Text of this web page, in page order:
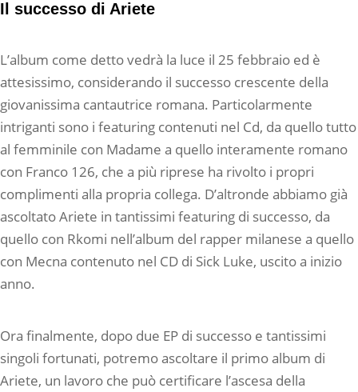
Il successo di Ariete
L’album come detto vedrà la luce il 25 febbraio ed è
attesissimo, considerando il successo crescente della
giovanissima cantautrice romana. Particolarmente
intriganti sono i featuring contenuti nel Cd, da quello tutto
al femminile con Madame a quello interamente romano
con Franco 126, che a più riprese ha rivolto i propri
complimenti alla propria collega. D’altronde abbiamo già
ascoltato Ariete in tantissimi featuring di successo, da
quello con Rkomi nell’album del rapper milanese a quello
con Mecna contenuto nel CD di Sick Luke, uscito a inizio
anno.
Ora finalmente, dopo due EP di successo e tantissimi
singoli fortunati, potremo ascoltare il primo album di
Ariete, un lavoro che può certificare l’ascesa della